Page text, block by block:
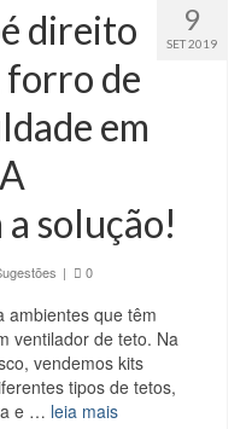
9
SET 2019
direito
de
em
solução!
| 0
ambientes que têm
ventilador de teto. Na
vendemos kits
tipos de tetos,
e … leia mais